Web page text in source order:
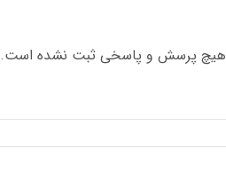
هیچ پرسش و پاسخی ثبت نشده است.